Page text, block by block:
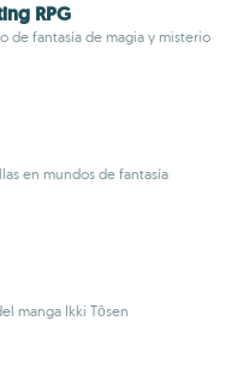
RPG
de fantasía de magia y misterio
en mundos de fantasía
manga Ikki Tōsen